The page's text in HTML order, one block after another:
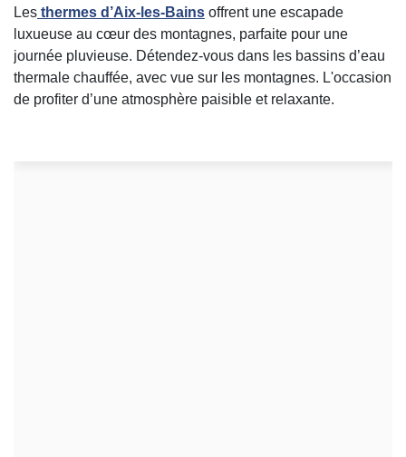
Les thermes d’Aix-les-Bains offrent une escapade
luxueuse au cœur des montagnes, parfaite pour une
journée pluvieuse. Détendez-vous dans les bassins d’eau
thermale chauffée, avec vue sur les montagnes. L'occasion
de profiter d’une atmosphère paisible et relaxante.